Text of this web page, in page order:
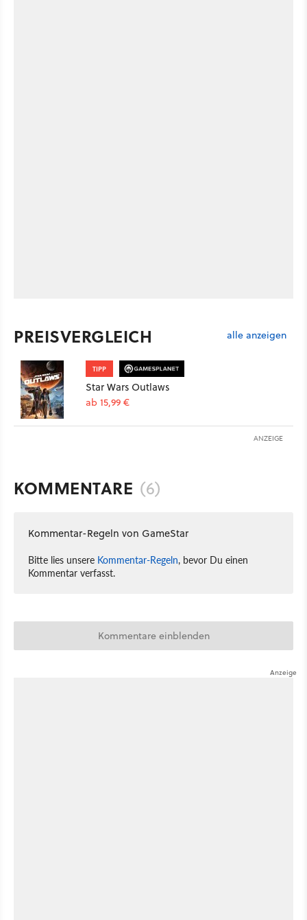
PREISVERGLEICH alle anzeigen
TIPP
Star Wars Outlaws
ab 15,99 €
ANZEIGE
KOMMENTARE (6)
Kommentar-Regeln von GameStar
Bitte lies unsere Kommentar-Regeln, bevor Du einen
Kommentar verfasst.
Kommentare einblenden